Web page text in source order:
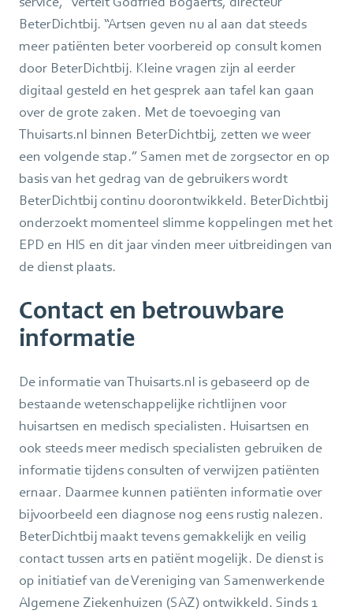
BeterDichtbij. “Artsen geven nu al aan dat steeds
meer patiënten beter voorbereid op consult komen
door BeterDichtbij. Kleine vragen zijn al eerder
digitaal gesteld en het gesprek aan tafel kan gaan
over de grote zaken. Met de toevoeging van
Thuisarts.nl binnen BeterDichtbij, zetten we weer
een volgende stap.” Samen met de zorgsector en op
basis van het gedrag van de gebruikers wordt
BeterDichtbij continu doorontwikkeld. BeterDichtbij
onderzoekt momenteel slimme koppelingen met het
EPD en HIS en dit jaar vinden meer uitbreidingen van
de dienst plaats.
Contact en betrouwbare
informatie
De informatie van Thuisarts.nl is gebaseerd op de
bestaande wetenschappelijke richtlijnen voor
huisartsen en medisch specialisten. Huisartsen en
ook steeds meer medisch specialisten gebruiken de
informatie tijdens consulten of verwijzen patiënten
ernaar. Daarmee kunnen patiënten informatie over
bijvoorbeeld een diagnose nog eens rustig nalezen.
BeterDichtbij maakt tevens gemakkelijk en veilig
contact tussen arts en patiënt mogelijk. De dienst is
op initiatief van de Vereniging van Samenwerkende
Algemene Ziekenhuizen (SAZ) ontwikkeld. Sinds 1